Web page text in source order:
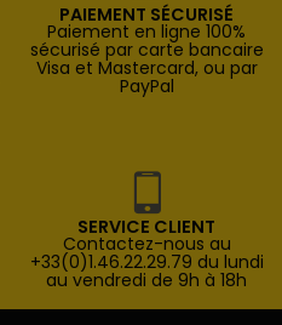
PAIEMENT SÉCURISÉ
Paiement en ligne 100%
sécurisé par carte bancaire
Visa et Mastercard, ou par
PayPal
SERVICE CLIENT
Contactez-nous au
+33(0)1.46.22.29.79 du lundi
au vendredi de 9h à 18h